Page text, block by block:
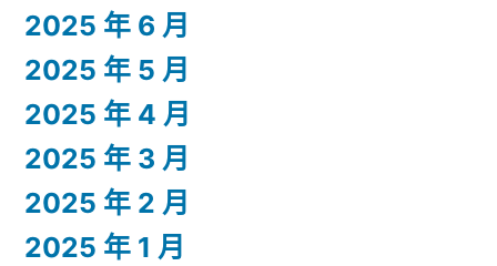
2025 年 6 月
2025 年 5 月
2025 年 4 月
2025 年 3 月
2025 年 2 月
2025 年 1 月